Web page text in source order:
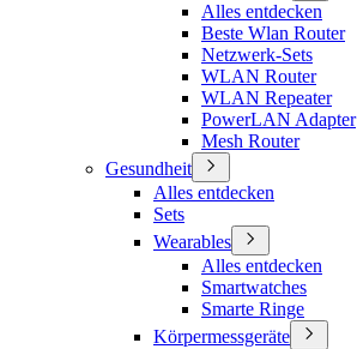
Alles entdecken
Beste Wlan Router
Netzwerk-Sets
WLAN Router
WLAN Repeater
PowerLAN Adapter
Mesh Router
Gesundheit
Alles entdecken
Sets
Wearables
Alles entdecken
Smartwatches
Smarte Ringe
Körpermessgeräte